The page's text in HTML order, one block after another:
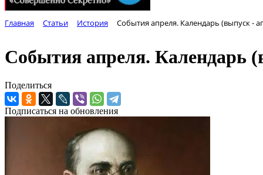
Главная Статьи История События апреля. Календарь (выпуск -
События апреля. Календарь
Поделиться
Подписаться на обновления